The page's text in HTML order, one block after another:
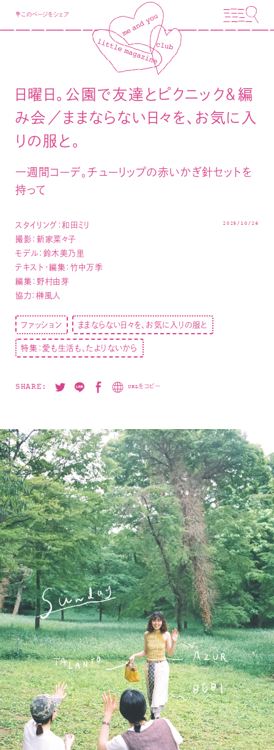
💐このページをシェア
日曜日。公園で友達とピクニック＆編
み会／ままならない日々を、お気に入
りの服と。
一週間コーデ。チューリップの赤いかぎ針セットを
持って
スタイリング：和田ミリ
撮影：新家菜々子
モデル： 鈴木美乃里
テキスト・編集：竹中万季
編集：野村由芽
協力：榊風人
2025/10/26
ファッション ままならない日々を、お気に入りの服と
特集：愛も生活も、たよりないから
SHARE: URLをコピー